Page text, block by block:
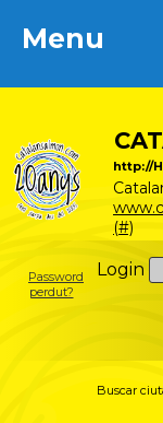
Menu
http://
(#)
Login
Password
perdut?
Buscar
Menu